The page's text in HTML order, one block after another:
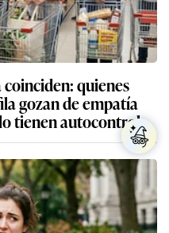
quienes
gozan de empatía
tienen autocontrol